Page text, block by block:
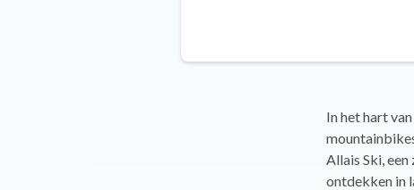
In het hart
Allais Ski,
ontdekken in